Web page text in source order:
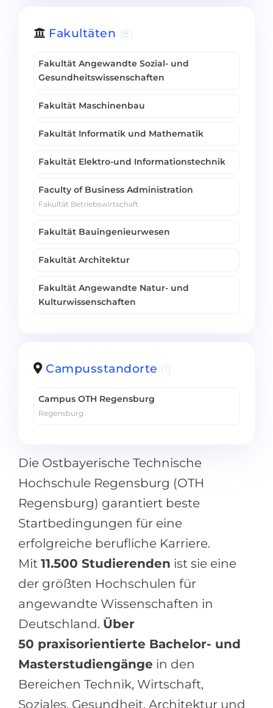
Fakultäten (8)
Fakultät Angewandte Sozial- und
Gesundheitswissenschaften
Fakultät Maschinenbau
Fakultät Informatik und Mathematik
Fakultät Elektro-und Informationstechnik
Faculty of Business Administration
Fakultät Betriebswirtschaft
Fakultät Bauingenieurwesen
Fakultät Architektur
Fakultät Angewandte Natur- und
Kulturwissenschaften
Campusstandorte (1)
Campus OTH Regensburg
Regensburg
Die Ostbayerische Technische
Hochschule Regensburg (OTH
Regensburg) garantiert beste
Startbedingungen für eine
erfolgreiche berufliche Karriere.
Mit 11.500 Studierenden ist sie eine
der größten Hochschulen für
angewandte Wissenschaften in
Deutschland. Über
50 praxisorientierte Bachelor- und
Masterstudiengänge in den
Bereichen Technik, Wirtschaft,
Soziales, Gesundheit, Architektur und